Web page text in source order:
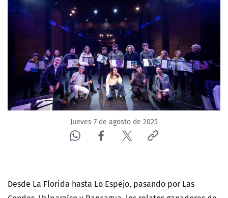
CORPORATIVO Y TRANSPARENCIA
CANAL DE DENUNCIAS
ÁREA DE PROYECTOS
Jueves 7 de agosto de 2025
Desde La Florida hasta Lo Espejo, pasando por Las